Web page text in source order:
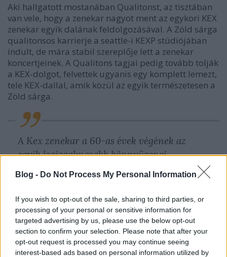
Blog - Do Not Process My Personal Information
If you wish to opt-out of the sale, sharing to third parties, or
processing of your personal or sensitive information for
targeted advertising by us, please use the below opt-out
section to confirm your selection. Please note that after your
opt-out request is processed you may continue seeing
interest-based ads based on personal information utilized by
Aki hallgatott mostanában Qualitonst, az tisztában
van vele, hogy a zenekar nagyot ment az egykori KEX
zenekar egyik dalának feldolgozásával. A Zöld sárga
qualitonsos karrierje a seattle-i KEXP stúdiójában
indult, de mára stabil szereplője lett a zenekar
koncertjeinek. A Qualitons tagjai pedig tovább tolják
a KEX-dolgot, felvettek ugyanis egy komplett lemezt,
tele KEX-dallal, amik közül az egyik természetesen a
Zöld sárga.
A Kex zenekar a 60-as évek végének az
egyik legizgalmasabb könnyűzenei
életútjának és Baksa Soós provokatív
viselkedésének köszönhetően az
underground szcénában tudott csak
kiteljesedni. A zenekar működését a
rendszer gyakorlatilag ellehetetlenítette.
Méltatlanul elfeledett dalaik a mai napig